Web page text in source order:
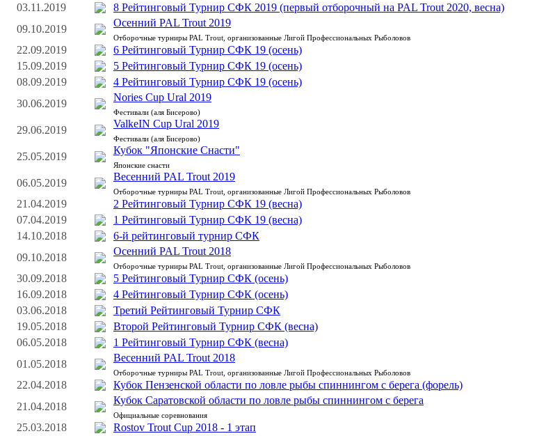
03.11.2019 8 Рейтинговый Турнир СФК 2019 (первый отборочный на PAL Trout 2020, весна)
09.10.2019
Осенний PAL Trout 2019
Отборочные турниры PAL Trout, организованные Лигой Профессиональных Рыболовов
22.09.2019 6 Рейтинговый Турнир СФК 19 (осень)
15.09.2019 5 Рейтинговый Турнир СФК 19 (осень)
08.09.2019 4 Рейтинговый Турнир СФК 19 (осень)
30.06.2019
Nories Cup Ural 2019
Фестивали (аля Бисерово)
29.06.2019
ValkeIN Cup Ural 2019
Фестивали (аля Бисерово)
25.05.2019
Кубок "Японские Снасти"
Японские снасти
06.05.2019
Весенний PAL Trout 2019
Отборочные турниры PAL Trout, организованные Лигой Профессиональных Рыболовов
21.04.2019 2 Рейтинговый Турнир СФК 19 (весна)
07.04.2019 1 Рейтинговый Турнир СФК 19 (весна)
14.10.2018 6-й рейтинговый турнир СФК
09.10.2018
Осенний PAL Trout 2018
Отборочные турниры PAL Trout, организованные Лигой Профессиональных Рыболовов
30.09.2018 5 Рейтинговый Турнир СФК (осень)
16.09.2018 4 Рейтинговый Турнир СФК (осень)
03.06.2018 Третий Рейтинговый Турнир СФК
19.05.2018 Второй Рейтинговый Турнир СФК (весна)
06.05.2018 1 Рейтинговый Турнир СФК (весна)
01.05.2018
Весенний PAL Trout 2018
Отборочные турниры PAL Trout, организованные Лигой Профессиональных Рыболовов
22.04.2018 Кубок Пензенской области по ловле рыбы спиннингом с берега (форель)
21.04.2018
Кубок Саратовской области по ловле рыбы спиннингом с берега
Официальные соревнования
25.03.2018 Rostov Trout Cup 2018 - 1 этап